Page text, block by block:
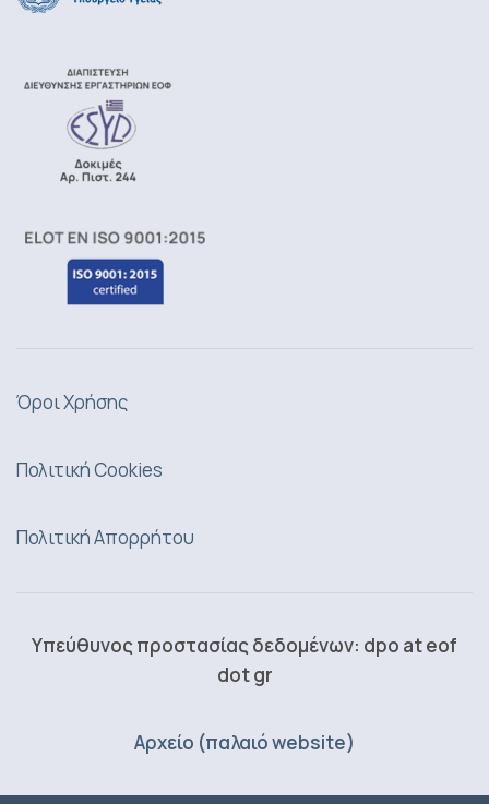
Όροι Χρήσης
Πολιτική Cookies
Πολιτική Απορρήτου
Υπεύθυνος προστασίας δεδομένων: dpo at eof
dot gr
Αρχείο (παλαιό website)